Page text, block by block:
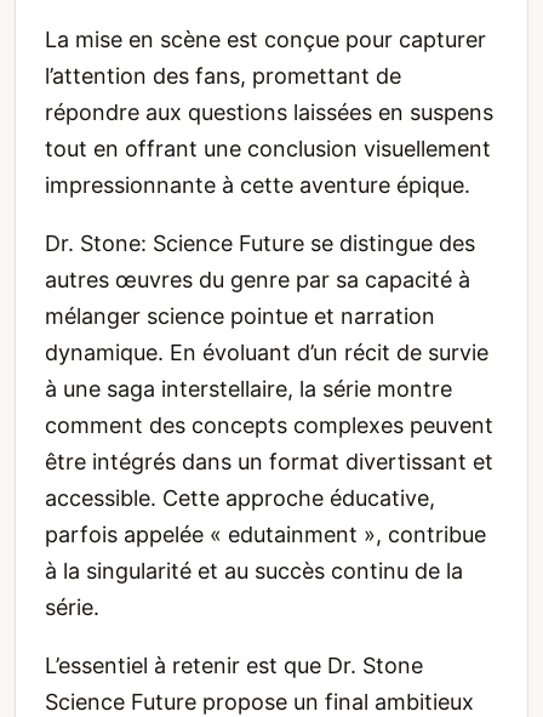
La mise en scène est conçue pour capturer
l’attention des fans, promettant de
répondre aux questions laissées en suspens
tout en offrant une conclusion visuellement
impressionnante à cette aventure épique.
Dr. Stone: Science Future se distingue des
autres œuvres du genre par sa capacité à
mélanger science pointue et narration
dynamique. En évoluant d’un récit de survie
à une saga interstellaire, la série montre
comment des concepts complexes peuvent
être intégrés dans un format divertissant et
accessible. Cette approche éducative,
parfois appelée « edutainment », contribue
à la singularité et au succès continu de la
série.
L’essentiel à retenir est que Dr. Stone
Science Future propose un final ambitieux